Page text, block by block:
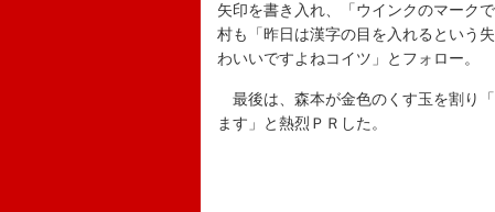
矢印を書き入れ、「ウインクのマーク
村も「昨日は漢字の目を入れるという
わいいですよねコイツ」とフォロー。
最後は、森本が金色のくす玉を割り
ます」と熱烈ＰＲした。